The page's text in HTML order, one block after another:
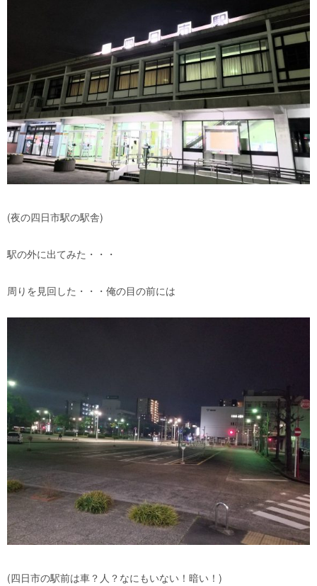
(夜の四日市駅の駅舎)
駅の外に出てみた・・・
周りを見回した・・・俺の目の前には
(四日市の駅前は車？人？なにもいない！暗い！)